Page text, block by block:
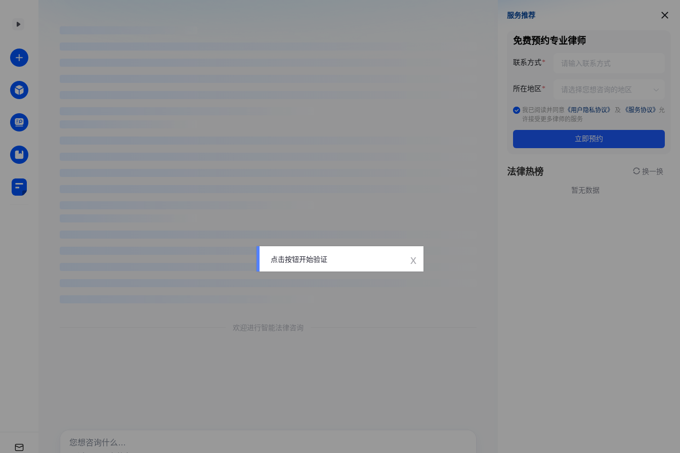
欢迎进行智能法律咨询
服务推荐
服务推荐
免费预约专业律师
联系方式
所在地区
我已阅读并同意 《用户隐私协议》 及 《服务协议》 允
许接受更多律师的服务
立即预约
法律热榜 换一换
暂无数据
点击按钮开始验证 x